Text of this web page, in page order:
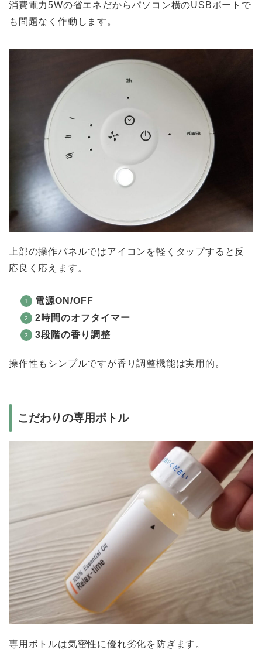
消費電力5Wの省エネだからパソコン横のUSBポートで
も問題なく作動します。
上部の操作パネルではアイコンを軽くタップすると反
応良く応えます。
電源ON/OFF
2時間のオフタイマー
3段階の香り調整
操作性もシンプルですが香り調整機能は実用的。
こだわりの専用ボトル
専用ボトルは気密性に優れ劣化を防ぎます。